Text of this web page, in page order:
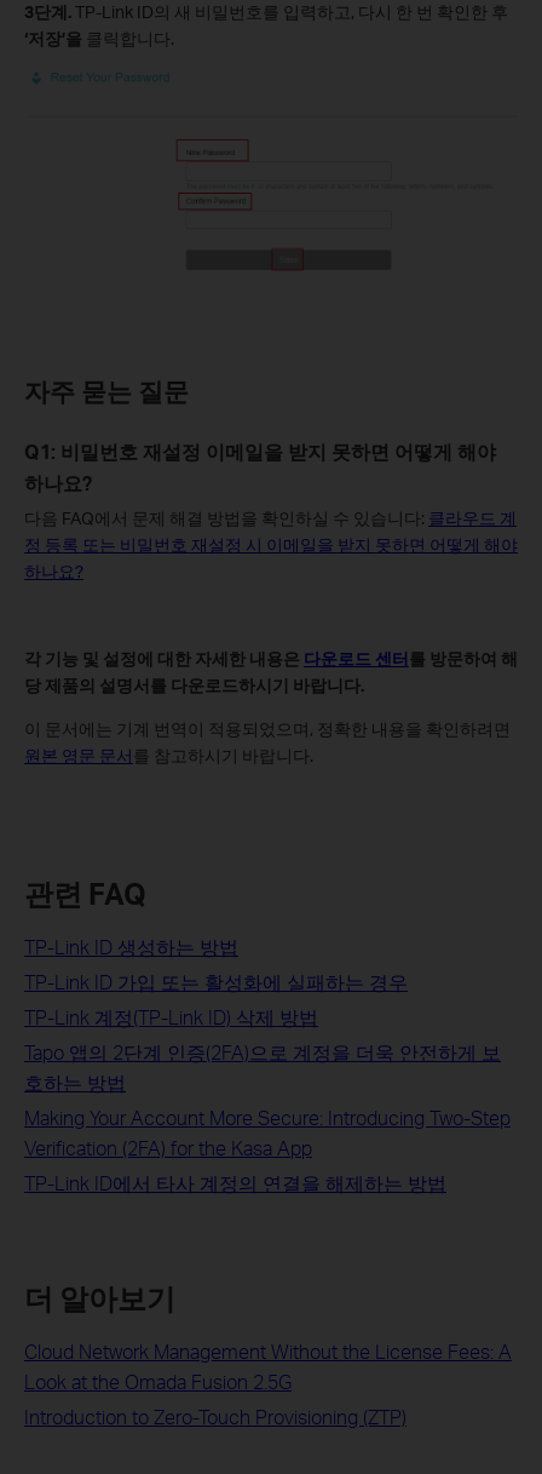
3단계.TP-Link ID의 새 비밀번호를 입력하고, 다시 한 번 확인한 후
‘저장’을 클릭합니다.
자주 묻는 질문
Q1: 비밀번호 재설정 이메일을 받지 못하면 어떻게 해야
하나요?
다음 FAQ에서 문제 해결 방법을 확인하실 수 있습니다: 클라우드 계
정 등록 또는 비밀번호 재설정 시 이메일을 받지 못하면 어떻게 해야
하나요?
각 기능 및 설정에 대한 자세한 내용은 다운로드 센터를 방문하여 해
당 제품의 설명서를 다운로드하시기 바랍니다.
이 문서에는 기계 번역이 적용되었으며, 정확한 내용을 확인하려면
원본 영문 문서 를 참고하시기 바랍니다.
관련 FAQ
TP-Link ID 생성하는 방법
TP-Link ID 가입 또는 활성화에 실패하는 경우
TP-Link 계정(TP-Link ID) 삭제 방법
Tapo 앱의 2단계 인증(2FA)으로 계정을 더욱 안전하게 보
호하는 방법
Making Your Account More Secure: Introducing Two-Step
Verification (2FA) for the Kasa App
TP-Link ID에서 타사 계정의 연결을 해제하는 방법
더 알아보기
Cloud Network Management Without the License Fees: A
Look at the Omada Fusion 2.5G
Introduction to Zero-Touch Provisioning (ZTP)